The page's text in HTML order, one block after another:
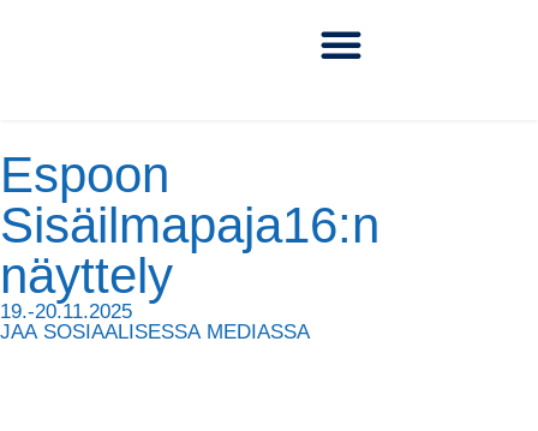
Espoon
Sisäilmapaja16:n
näyttely
19.-20.11.2025
JAA SOSIAALISESSA MEDIASSA